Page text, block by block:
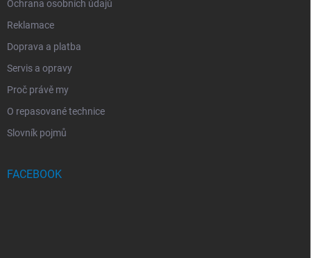
Ochrana osobních údajů
Reklamace
Doprava a platba
Servis a opravy
Proč právě my
O repasované technice
Slovník pojmů
FACEBOOK